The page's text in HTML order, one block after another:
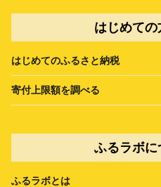
はじめての
はじめてのふるさと納税
寄付上限額を調べる
ふるラボに
ふるラボとは